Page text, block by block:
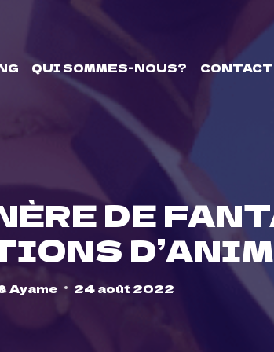
QUI SOMMES-NOUS? CONTACT
DE
Ayame 24 août 2022